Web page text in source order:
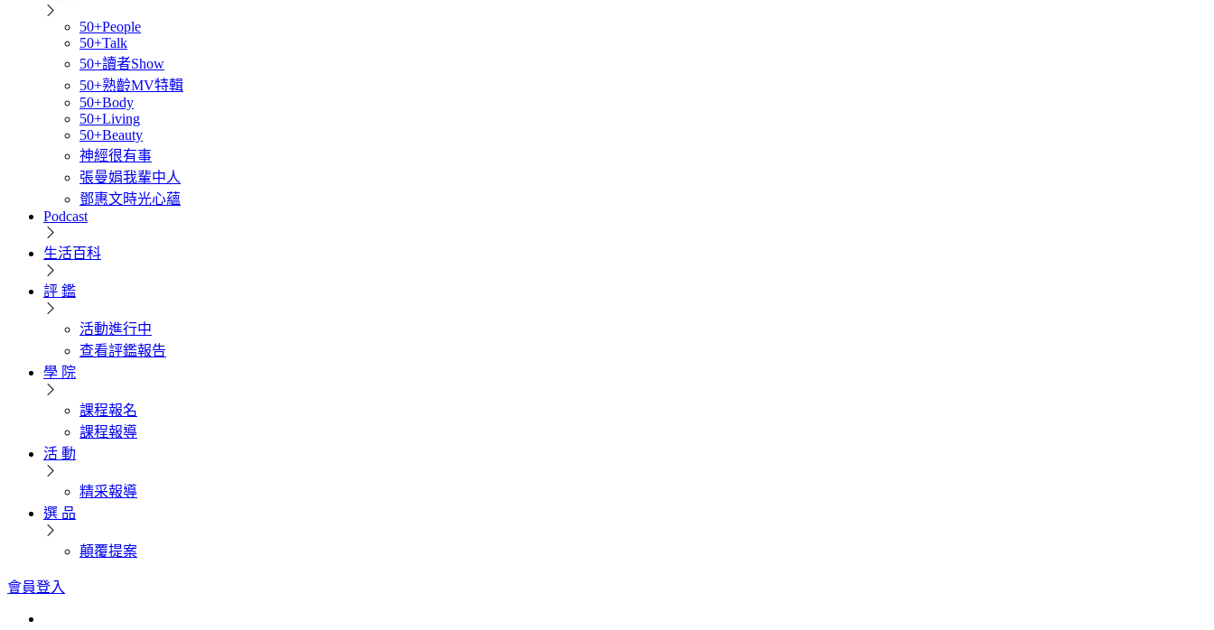
50+People
50+Talk
50+讀者Show
50+熟齡MV特輯
50+Body
50+Living
50+Beauty
神經很有事
張曼娟我輩中人
鄧惠文時光心蘊
Podcast
生活百科
評 鑑
活動進行中
查看評鑑報告
學 院
課程報名
課程報導
活 動
精采報導
選 品
顛覆提案
會員登入